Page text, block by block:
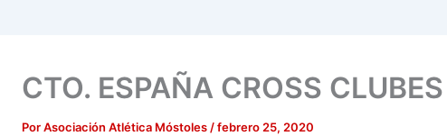
CTO. ESPAÑA CROSS CLUBES
PorAsociación Atlética Móstoles /febrero 25, 2020